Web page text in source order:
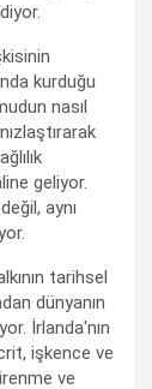
kurduğu
nasıl
geliyor.
aynı
tarihsel
dünyanın
İrlanda'nın
işkence ve
ve